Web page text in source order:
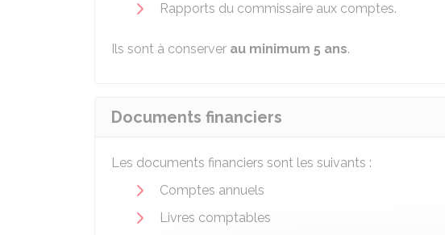
Rapports du commissaire aux comptes.
Ils sont à conserver au minimum 5 ans.
Documents financiers
Les documents financiers sont les suivants :
Comptes annuels
Livres comptables